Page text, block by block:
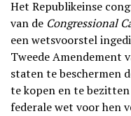
Het Republikeinse
van de Congressional
een wetsvoorstel
Tweede Amendement
staten te beschermen
te kopen en te
federale wet voor hen